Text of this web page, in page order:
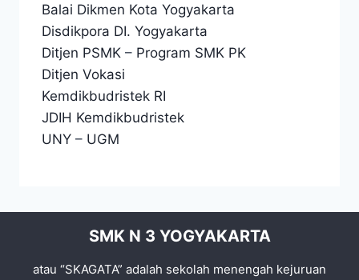
Balai Dikmen Kota Yogyakarta
Disdikpora DI. Yogyakarta
Ditjen PSMK – Program SMK PK
Ditjen Vokasi
Kemdikbudristek RI
JDIH Kemdikbudristek
UNY – UGM
SMK N 3 YOGYAKARTA
atau “SKAGATA” adalah sekolah menengah kejuruan